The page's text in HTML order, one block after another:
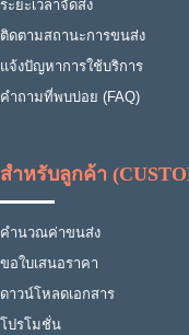
ระยะเวลาจัดส่ง
ติดตามสถานะการขนส่ง
แจ้งปัญหาการใช้บริการ
คำถามที่พบบ่อย (FAQ)
สำหรับลูกค้า
คำนวณค่าขนส่ง
ขอใบเสนอราคา
ดาวน์โหลดเอกสาร
โปรโมชั่น